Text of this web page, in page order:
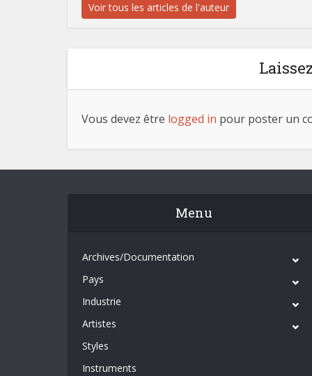
Voir tous les articles de l'auteur
Vous devez être logged in pour poster un
Menu
Archives/Documentation
Pays
Industrie
Artistes
Styles
Instruments